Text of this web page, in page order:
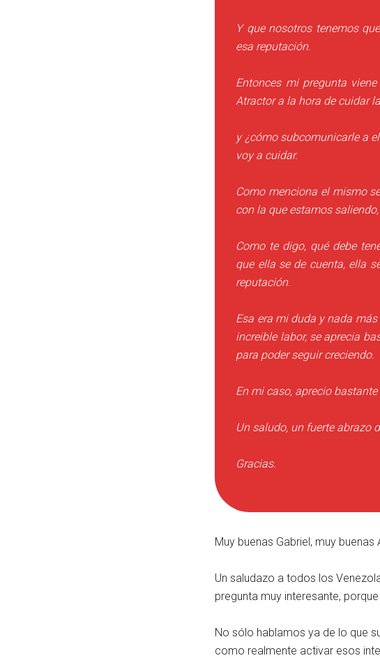
Y que nosotros tenemos
esa reputación.
Entonces mi pregunta
Atractor a la hora de cuidar
y ¿cómo subcomunicarle a
voy a cuidar.
Como menciona el mismo
con la que estamos
Como te digo, qué debe
que ella se de cuenta, ella
reputación.
Esa era mi duda y nada
increible labor, se aprecia
para poder seguir creciendo.
En mi caso, aprecio
Un saludo, un fuerte abrazo
Gracias.
Muy buenas Gabriel, muy
Un saludazo a todos los
pregunta muy interesante,
No sólo hablamos ya de lo que
como realmente activar esos